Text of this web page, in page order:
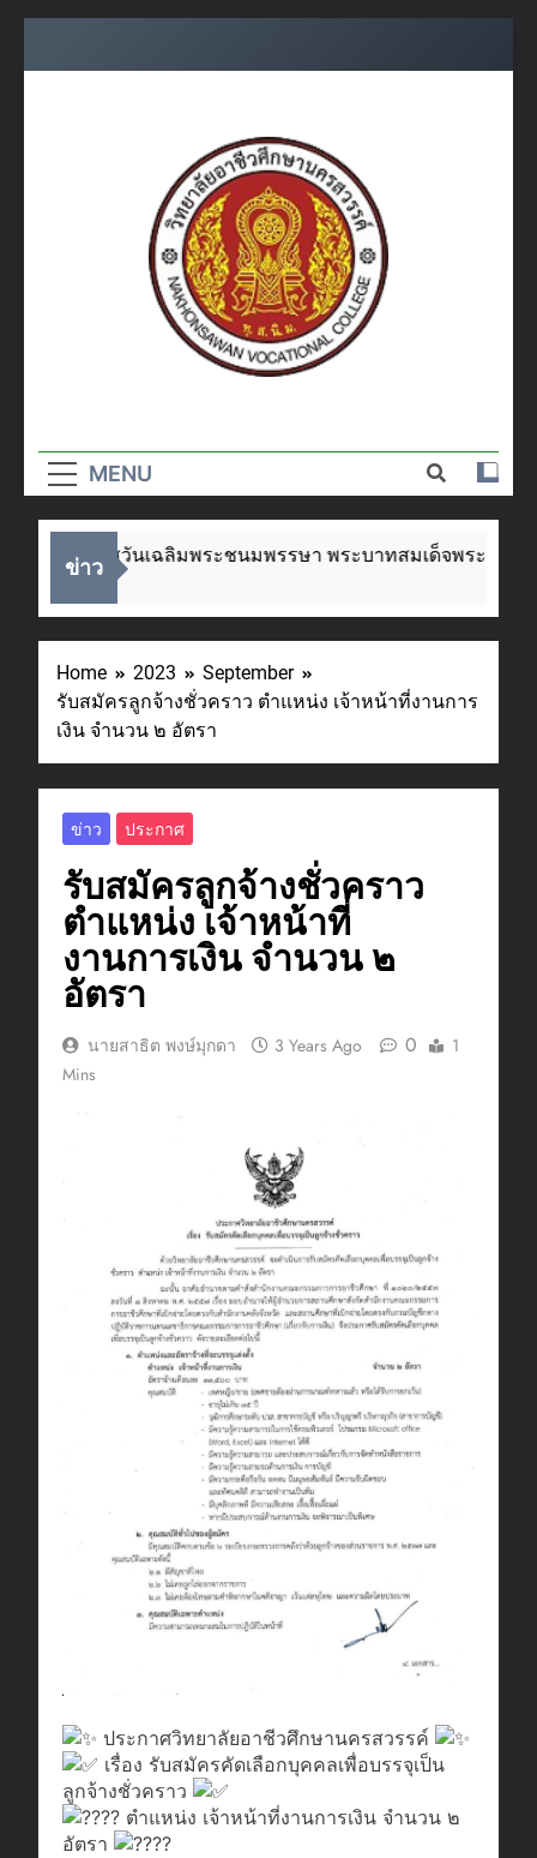
อาชีวศึกษา
นครสวรรค์
MENU
ข่าว
งในโอกาสวันเฉลิมพระชนมพรรษา พระบาทสมเด็จพระเจ้าอยู่
Home 2023
September
รับสมัครลูกจ้างชั่วคราว ตำแหน่ง เจ้าหน้าที่งานการ
เงิน จำนวน ๒ อัตรา
ข่าว ประกาศ
รับสมัครลูกจ้างชั่วคราว
ตำแหน่ง เจ้าหน้าที่
งานการเงิน จำนวน ๒
อัตรา
นายสาธิต พงษ์มุกดา 3 Years Ago 0
1
Mins
ประกาศวิทยาลัยอาชีวศึกษานครสวรรค์
เรื่อง รับสมัครคัดเลือกบุคคลเพื่อบรรจุเป็น
ลูกจ้างชั่วคราว
ตำแหน่ง เจ้าหน้าที่งานการเงิน จำนวน ๒
อัตรา